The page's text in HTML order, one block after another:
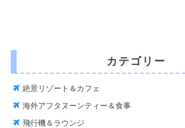
カテゴリー
絶景リゾート＆カフェ
海外アフタヌーンティー＆食事
飛行機＆ラウンジ